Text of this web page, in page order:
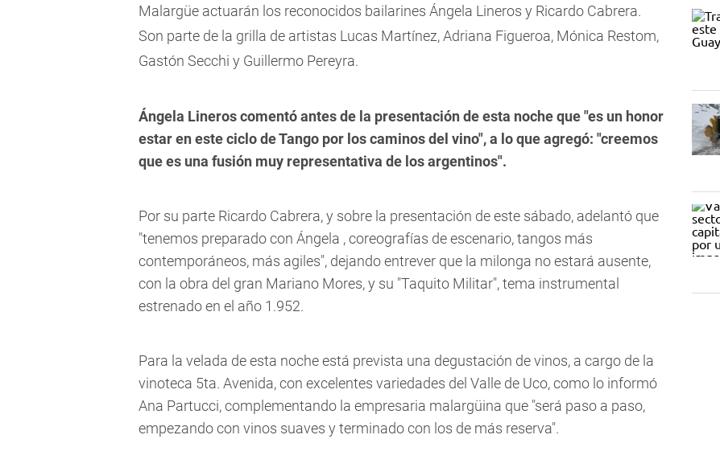
Malargüe actuarán los reconocidos bailarines Ángela Lineros y Ricardo Cabrera.
Son parte de la grilla de artistas Lucas Martínez, Adriana Figueroa, Mónica Restom,
Gastón Secchi y Guillermo Pereyra.
Ángela Lineros comentó antes de la presentación de esta noche que "es un honor
estar en este ciclo de Tango por los caminos del vino", a lo que agregó: "creemos
que es una fusión muy representativa de los argentinos".
Por su parte Ricardo Cabrera, y sobre la presentación de este sábado, adelantó que
"tenemos preparado con Ángela , coreografías de escenario, tangos más
contemporáneos, más agiles", dejando entrever que la milonga no estará ausente,
con la obra del gran Mariano Mores, y su "Taquito Militar", tema instrumental
estrenado en el año 1.952.
Para la velada de esta noche está prevista una degustación de vinos, a cargo de la
vinoteca 5ta. Avenida, con excelentes variedades del Valle de Uco, como lo informó
Ana Partucci, complementando la empresaria malargüina que "será paso a paso,
empezando con vinos suaves y terminado con los de más reserva".